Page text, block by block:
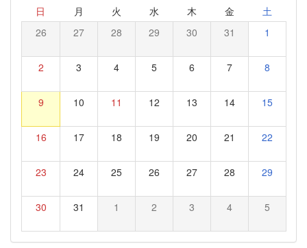
日 月 火 水 木 金 土
26 27 28 29 30 31 1
2 3 4 5 6 7 8
9 10 11 12 13 14 15
16 17 18 19 20 21 22
23 24 25 26 27 28 29
30 31 1 2 3 4 5